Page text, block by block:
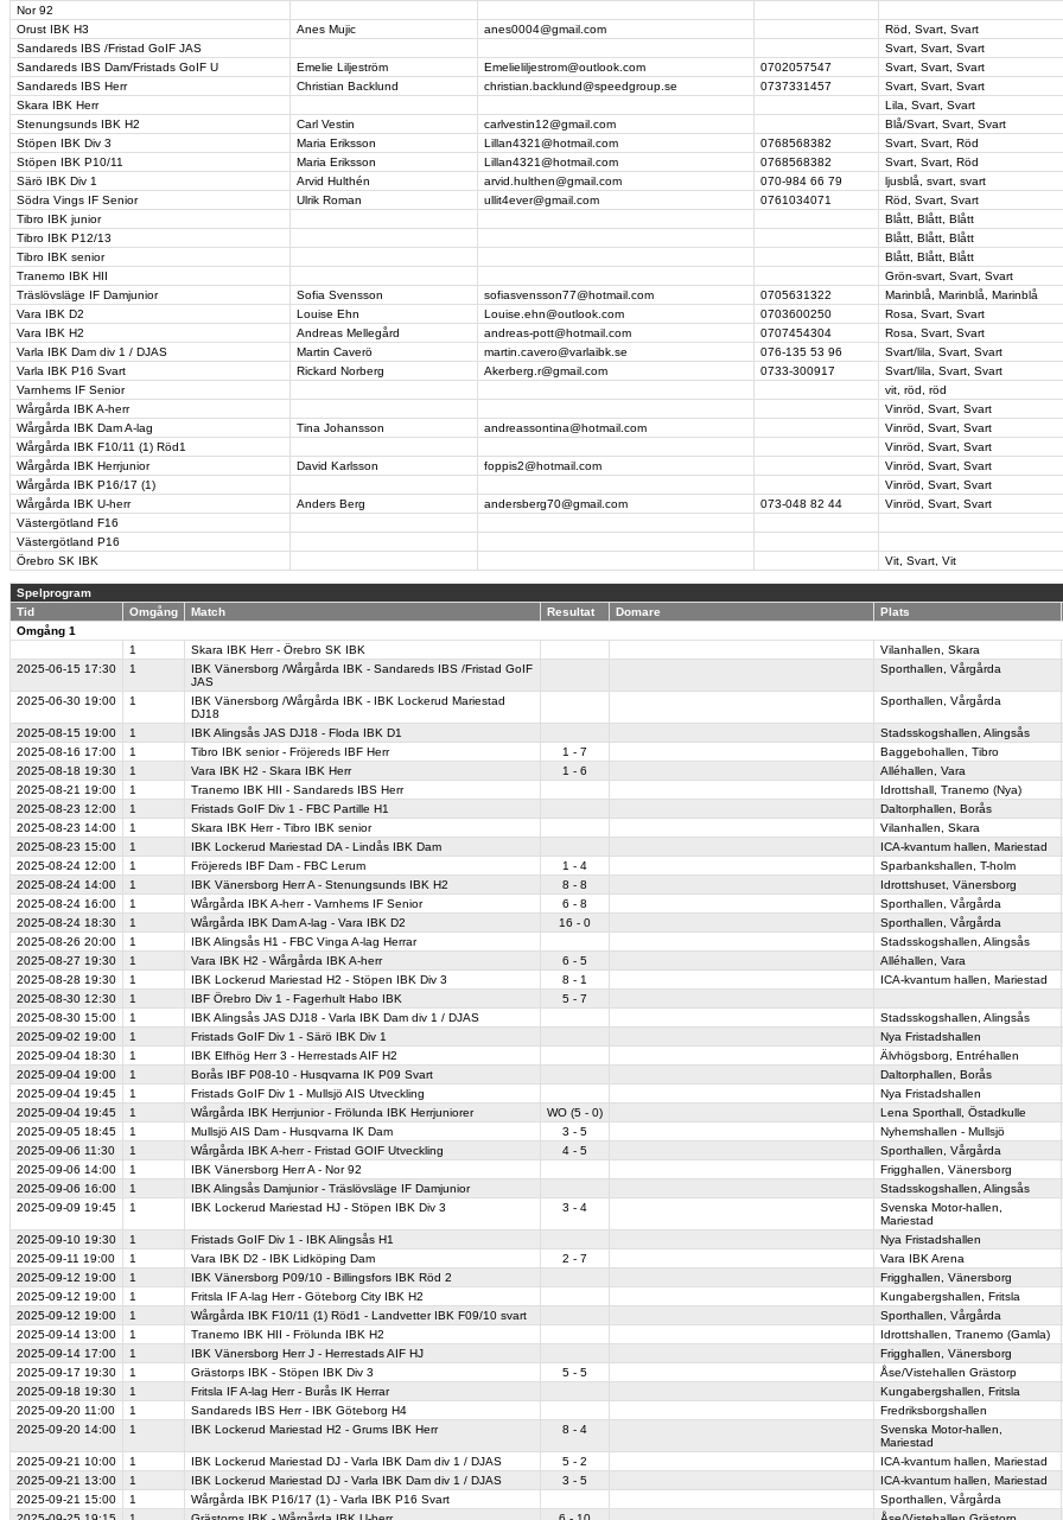
Nor 92
Orust IBK H3
Anes Mujic anes0004@gmail.com
Röd, Svart, Svart
Sandareds IBS /Fristad GoIF JAS
Svart, Svart, Svart
Sandareds IBS Dam/Fristads GoIF U
Emelie Liljeström Emelieliljestrom@outlook.com 0702057547
Svart, Svart, Svart
Sandareds IBS Herr
Christian Backlund christian.backlund@speedgroup.se 0737331457
Svart, Svart, Svart
Skara IBK Herr
Lila, Svart, Svart
Stenungsunds IBK H2
Carl Vestin carlvestin12@gmail.com
Blå/Svart, Svart, Svart
Stöpen IBK Div 3
Maria Eriksson Lillan4321@hotmail.com 0768568382
Svart, Svart, Röd
Stöpen IBK P10/11
Maria Eriksson Lillan4321@hotmail.com 0768568382
Svart, Svart, Röd
Särö IBK Div 1
Arvid Hulthén arvid.hulthen@gmail.com 070-984 66 79
ljusblå, svart, svart
Södra Vings IF Senior
Ulrik Roman ullit4ever@gmail.com 0761034071
Röd, Svart, Svart
Tibro IBK junior
Blått, Blått, Blått
Tibro IBK P12/13
Blått, Blått, Blått
Tibro IBK senior
Blått, Blått, Blått
Tranemo IBK HII
Grön-svart, Svart, Svart
Träslövsläge IF Damjunior
Sofia Svensson sofiasvensson77@hotmail.com 0705631322
Marinblå, Marinblå, Marinblå
Vara IBK D2
Louise Ehn Louise.ehn@outlook.com 0703600250
Rosa, Svart, Svart
Vara IBK H2
Andreas Mellegård andreas-pott@hotmail.com 0707454304
Rosa, Svart, Svart
Varla IBK Dam div 1 / DJAS
Martin Caverö martin.cavero@varlaibk.se 076-135 53 96
Svart/lila, Svart, Svart
Varla IBK P16 Svart
Rickard Norberg Akerberg.r@gmail.com 0733-300917
Svart/lila, Svart, Svart
Varnhems IF Senior
vit, röd, röd
Wårgårda IBK A-herr
Vinröd, Svart, Svart
Wårgårda IBK Dam A-lag
Tina Johansson andreassontina@hotmail.com
Vinröd, Svart, Svart
Wårgårda IBK F10/11 (1) Röd1
Vinröd, Svart, Svart
Wårgårda IBK Herrjunior
David Karlsson foppis2@hotmail.com
Vinröd, Svart, Svart
Wårgårda IBK P16/17 (1)
Vinröd, Svart, Svart
Wårgårda IBK U-herr
Anders Berg andersberg70@gmail.com 073-048 82 44
Vinröd, Svart, Svart
Västergötland F16
Västergötland P16
Örebro SK IBK
Vit, Svart, Vit
Spelprogram
Tid
Omgång Match Resultat Domare Plats
Omgång 1
1
Skara IBK Herr - Örebro SK IBK
Vilanhallen, Skara
2025-06-15 17:30 1
IBK Vänersborg /Wårgårda IBK - Sandareds IBS /Fristad GoIF
JAS
Sporthallen, Vårgårda
2025-06-30 19:00 1
IBK Vänersborg /Wårgårda IBK - IBK Lockerud Mariestad
DJ18
Sporthallen, Vårgårda
2025-08-15 19:00 1 IBK Alingsås JAS DJ18 - Floda IBK D1
Stadsskogshallen, Alingsås
2025-08-16 17:00 1 Tibro IBK senior - Fröjereds IBF Herr 1 - 7
Baggebohallen, Tibro
2025-08-18 19:30 1 Vara IBK H2 - Skara IBK Herr 1 - 6 Alléhallen, Vara
2025-08-21 19:00 1 Tranemo IBK HII - Sandareds IBS Herr
Idrottshall, Tranemo (Nya)
2025-08-23 12:00 1 Fristads GoIF Div 1 - FBC Partille H1
Daltorphallen, Borås
2025-08-23 14:00 1 Skara IBK Herr - Tibro IBK senior
Vilanhallen, Skara
2025-08-23 15:00 1 IBK Lockerud Mariestad DA - Lindås IBK Dam
ICA-kvantum hallen, Mariestad
2025-08-24 12:00 1 Fröjereds IBF Dam - FBC Lerum 1 - 4
Sparbankshallen, T-holm
2025-08-24 14:00 1 IBK Vänersborg Herr A - Stenungsunds IBK H2 8 - 8
Idrottshuset, Vänersborg
2025-08-24 16:00 1 Wårgårda IBK A-herr - Varnhems IF Senior 6 - 8
Sporthallen, Vårgårda
2025-08-24 18:30 1 Wårgårda IBK Dam A-lag - Vara IBK D2 16 - 0
Sporthallen, Vårgårda
2025-08-26 20:00 1 IBK Alingsås H1 - FBC Vinga A-lag Herrar
Stadsskogshallen, Alingsås
2025-08-27 19:30 1 Vara IBK H2 - Wårgårda IBK A-herr 6 - 5 Alléhallen, Vara
2025-08-28 19:30 1 IBK Lockerud Mariestad H2 - Stöpen IBK Div 3 8 - 1 ICA-kvantum hallen, Mariestad
2025-08-30 12:30 1 IBF Örebro Div 1 - Fagerhult Habo IBK 5 - 7
2025-08-30 15:00 1 IBK Alingsås JAS DJ18 - Varla IBK Dam div 1 / DJAS
Stadsskogshallen, Alingsås
2025-09-02 19:00 1 Fristads GoIF Div 1 - Särö IBK Div 1
Nya Fristadshallen
2025-09-04 18:30 1 IBK Elfhög Herr 3 - Herrestads AIF H2
Älvhögsborg, Entréhallen
2025-09-04 19:00 1 Borås IBF P08-10 - Husqvarna IK P09 Svart
Daltorphallen, Borås
2025-09-04 19:45 1 Fristads GoIF Div 1 - Mullsjö AIS Utveckling
Nya Fristadshallen
2025-09-04 19:45 1 Wårgårda IBK Herrjunior - Frölunda IBK Herrjuniorer WO (5 - 0)
Lena Sporthall, Östadkulle
2025-09-05 18:45 1 Mullsjö AIS Dam - Husqvarna IK Dam 3 - 5
Nyhemshallen - Mullsjö
2025-09-06 11:30 1 Wårgårda IBK A-herr - Fristad GOIF Utveckling 4 - 5
Sporthallen, Vårgårda
2025-09-06 14:00 1 IBK Vänersborg Herr A - Nor 92
Frigghallen, Vänersborg
2025-09-06 16:00 1 IBK Alingsås Damjunior - Träslövsläge IF Damjunior
Stadsskogshallen, Alingsås
2025-09-09 19:45 1 IBK Lockerud Mariestad HJ - Stöpen IBK Div 3 3 - 4
Svenska Motor-hallen,
Mariestad
2025-09-10 19:30 1 Fristads GoIF Div 1 - IBK Alingsås H1
Nya Fristadshallen
2025-09-11 19:00 1 Vara IBK D2 - IBK Lidköping Dam 2 - 7
Vara IBK Arena
2025-09-12 19:00 1 IBK Vänersborg P09/10 - Billingsfors IBK Röd 2
Frigghallen, Vänersborg
2025-09-12 19:00 1 Fritsla IF A-lag Herr - Göteborg City IBK H2
Kungabergshallen, Fritsla
2025-09-12 19:00 1 Wårgårda IBK F10/11 (1) Röd1 - Landvetter IBK F09/10 svart
Sporthallen, Vårgårda
2025-09-14 13:00 1 Tranemo IBK HII - Frölunda IBK H2
Idrottshallen, Tranemo (Gamla)
2025-09-14 17:00 1 IBK Vänersborg Herr J - Herrestads AIF HJ
Frigghallen, Vänersborg
2025-09-17 19:30 1 Grästorps IBK - Stöpen IBK Div 3 5 - 5
Åse/Vistehallen Grästorp
2025-09-18 19:30 1 Fritsla IF A-lag Herr - Burås IK Herrar
Kungabergshallen, Fritsla
2025-09-20 11:00 1 Sandareds IBS Herr - IBK Göteborg H4
Fredriksborgshallen
2025-09-20 14:00 1 IBK Lockerud Mariestad H2 - Grums IBK Herr 8 - 4
Svenska Motor-hallen,
Mariestad
2025-09-21 10:00 1 IBK Lockerud Mariestad DJ - Varla IBK Dam div 1 / DJAS 5 - 2 ICA-kvantum hallen, Mariestad
2025-09-21 13:00 1 IBK Lockerud Mariestad DJ - Varla IBK Dam div 1 / DJAS 3 - 5
ICA-kvantum hallen, Mariestad
2025-09-21 15:00 1 Wårgårda IBK P16/17 (1) - Varla IBK P16 Svart
Sporthallen, Vårgårda